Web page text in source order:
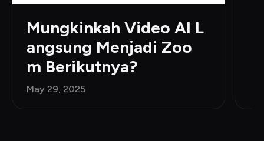
Mungkinkah Video AI L
angsung Menjadi Zoo
m Berikutnya?
May 29, 2025